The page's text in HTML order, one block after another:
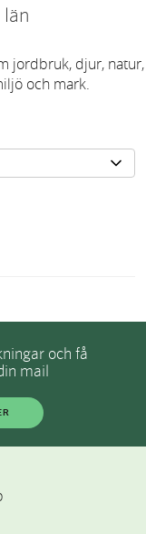
jordbruk, djur, natur,
och mark.
och få
mail